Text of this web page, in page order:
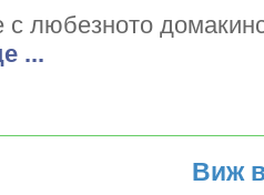
с любезното
...
Виж